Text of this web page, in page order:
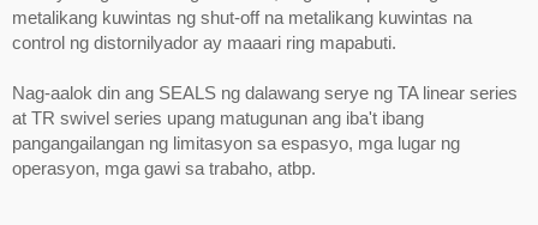
metalikang kuwintas ng shut-off na metalikang kuwintas na
control ng distornilyador ay maaari ring mapabuti.
Nag-aalok din ang SEALS ng dalawang serye ng TA linear series
at TR swivel series upang matugunan ang iba't ibang
pangangailangan ng limitasyon sa espasyo, mga lugar ng
operasyon, mga gawi sa trabaho, atbp.